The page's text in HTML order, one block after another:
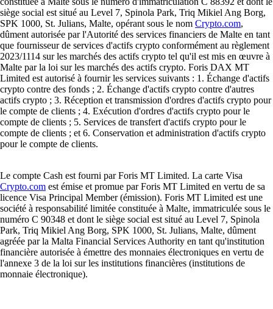
siège social est situé au Level 7, Spinola Park, Triq Mikiel Ang Borg,
SPK 1000, St. Julians, Malte, opérant sous le nom Crypto.com,
dûment autorisée par l'Autorité des services financiers de Malte en tant
que fournisseur de services d'actifs crypto conformément au règlement
2023/1114 sur les marchés des actifs crypto tel qu'il est mis en œuvre à
Malte par la loi sur les marchés des actifs crypto. Foris DAX MT
Limited est autorisé à fournir les services suivants : 1. Échange d'actifs
crypto contre des fonds ; 2. Échange d'actifs crypto contre d'autres
actifs crypto ; 3. Réception et transmission d'ordres d'actifs crypto pour
le compte de clients ; 4. Exécution d'ordres d'actifs crypto pour le
compte de clients ; 5. Services de transfert d'actifs crypto pour le
compte de clients ; et 6. Conservation et administration d'actifs crypto
pour le compte de clients.
Le compte Cash est fourni par Foris MT Limited. La carte Visa
Crypto.com est émise et promue par Foris MT Limited en vertu de sa
licence Visa Principal Member (émission). Foris MT Limited est une
société à responsabilité limitée constituée à Malte, immatriculée sous le
numéro C 90348 et dont le siège social est situé au Level 7, Spinola
Park, Triq Mikiel Ang Borg, SPK 1000, St. Julians, Malte, dûment
agréée par la Malta Financial Services Authority en tant qu'institution
financière autorisée à émettre des monnaies électroniques en vertu de
l'annexe 3 de la loi sur les institutions financières (institutions de
monnaie électronique).